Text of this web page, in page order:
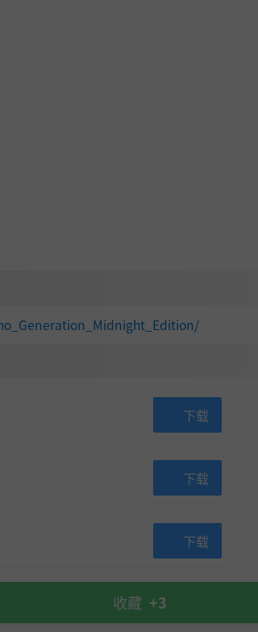
下载
下载
下载
收藏 +3